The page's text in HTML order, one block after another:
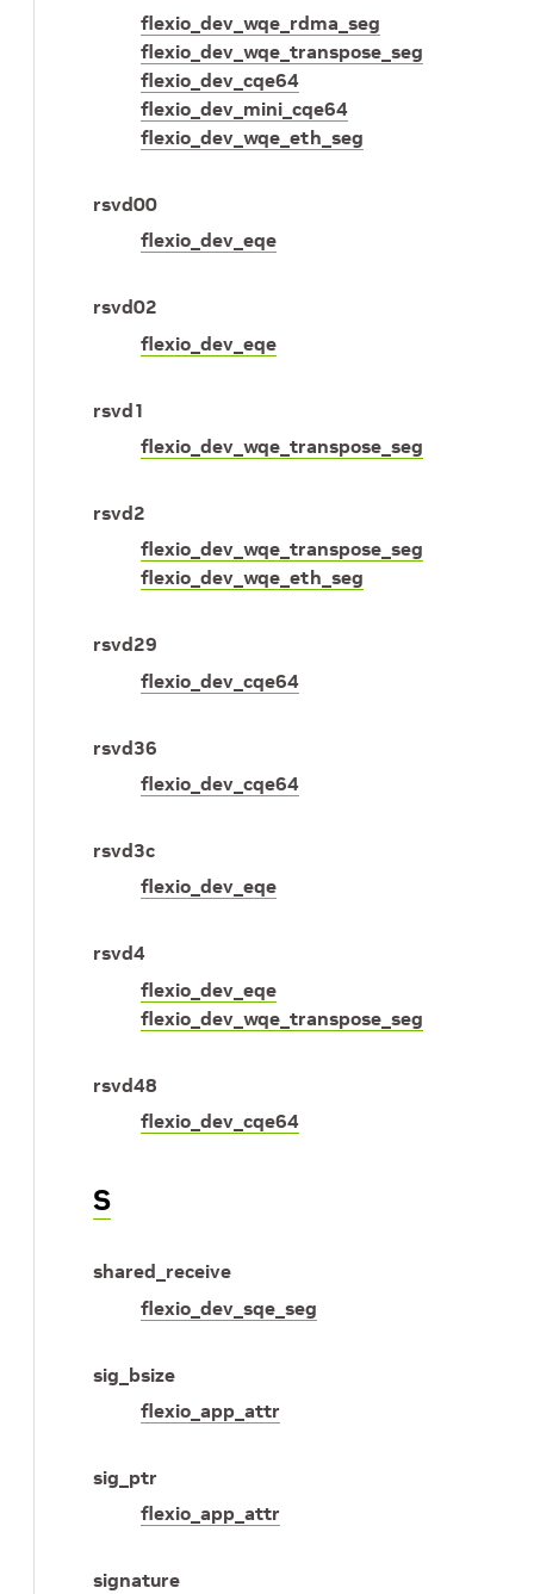
flexio_dev_wqe_rdma_seg
flexio_dev_wqe_transpose_seg
flexio_dev_cqe64
flexio_dev_mini_cqe64
flexio_dev_wqe_eth_seg
rsvd00
flexio_dev_eqe
rsvd02
flexio_dev_eqe
rsvd1
flexio_dev_wqe_transpose_seg
rsvd2
flexio_dev_wqe_transpose_seg
flexio_dev_wqe_eth_seg
rsvd29
flexio_dev_cqe64
rsvd36
flexio_dev_cqe64
rsvd3c
flexio_dev_eqe
rsvd4
flexio_dev_eqe
flexio_dev_wqe_transpose_seg
rsvd48
flexio_dev_cqe64
S
shared_receive
flexio_dev_sqe_seg
sig_bsize
flexio_app_attr
sig_ptr
flexio_app_attr
signature